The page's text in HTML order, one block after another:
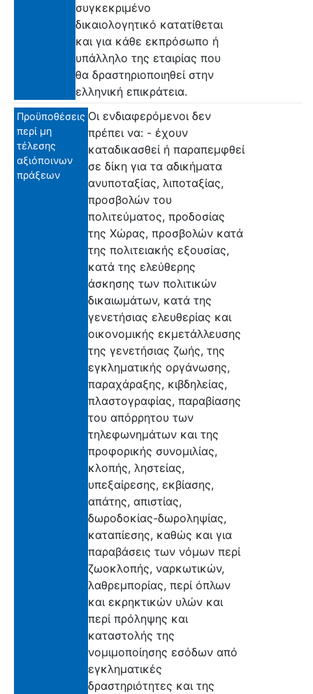
συγκεκριμένο
δικαιολογητικό κατατίθεται
και για κάθε εκπρόσωπο ή
υπάλληλο της εταιρίας που
θα δραστηριοποιηθεί στην
ελληνική επικράτεια.
Προϋποθέσεις
περί μη
τέλεσης
αξιόποινων
πράξεων
Οι ενδιαφερόμενοι δεν
πρέπει να: - έχουν
καταδικασθεί ή παραπεμφθεί
σε δίκη για τα αδικήματα
ανυποταξίας, λιποταξίας,
προσβολών του
πολιτεύματος, προδοσίας
της Χώρας, προσβολών κατά
της πολιτειακής εξουσίας,
κατά της ελεύθερης
άσκησης των πολιτικών
δικαιωμάτων, κατά της
γενετήσιας ελευθερίας και
οικονομικής εκμετάλλευσης
της γενετήσιας ζωής, της
εγκληματικής οργάνωσης,
παραχάραξης, κιβδηλείας,
πλαστογραφίας, παραβίασης
του απόρρητου των
τηλεφωνημάτων και της
προφορικής συνομιλίας,
κλοπής, ληστείας,
υπεξαίρεσης, εκβίασης,
απάτης, απιστίας,
δωροδοκίας-δωροληψίας,
καταπίεσης, καθώς και για
παραβάσεις των νόμων περί
ζωοκλοπής, ναρκωτικών,
λαθρεμπορίας, περί όπλων
και εκρηκτικών υλών και
περί πρόληψης και
καταστολής της
νομιμοποίησης εσόδων από
εγκληματικές
δραστηριότητες και της